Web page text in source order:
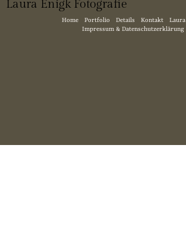
Laura Enigk Fotografie
Home Portfolio Details Kontakt Laura
Impressum & Datenschutzerklärung